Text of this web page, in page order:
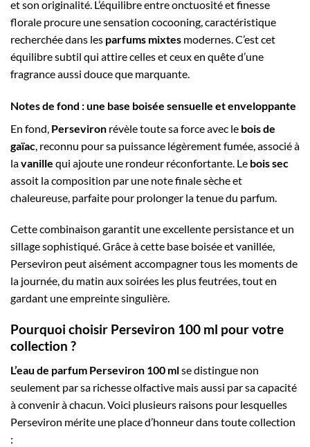
et son originalité. L’équilibre entre onctuosité et finesse
florale procure une sensation cocooning, caractéristique
recherchée dans les parfums mixtes modernes. C’est cet
équilibre subtil qui attire celles et ceux en quête d’une
fragrance aussi douce que marquante.
Notes de fond : une base boisée sensuelle et enveloppante
En fond, Perseviron révèle toute sa force avec le bois de
gaïac , reconnu pour sa puissance légèrement fumée, associé à
lavanille qui ajoute une rondeur réconfortante. Le bois sec
assoit la composition par une note finale sèche et
chaleureuse, parfaite pour prolonger la tenue du parfum.
Cette combinaison garantit une excellente persistance et un
sillage sophistiqué. Grâce à cette base boisée et vanillée,
Perseviron peut aisément accompagner tous les moments de
la journée, du matin aux soirées les plus feutrées, tout en
gardant une empreinte singulière.
Pourquoi choisir Perseviron 100 ml pour votre
collection ?
L’eau de parfum Perseviron 100 mlse distingue non
seulement par sa richesse olfactive mais aussi par sa capacité
à convenir à chacun. Voici plusieurs raisons pour lesquelles
Perseviron mérite une place d’honneur dans toute collection
: